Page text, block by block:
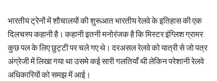
भारतीय ट्रेनों में शौचालयों की शुरूआत भारतीय रेलवे के इतिहास की एक
दिलचस्प कहानी है। कहानी इतनी मनोरंजक है कि मिस्टर इंग्लिश ग्रामर
कुछ पल के लिए छुट्टी पर चले गए थे। दरअसल रेलवे को यात्री से जो पत्र
अंग्रेजी में लिखा गया था उसमे कई सारी गलतियाँ थी लेकिन परेशानी रेलवे
अधिकारियों को समझ में आई।